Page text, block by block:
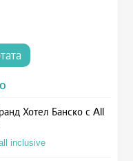
Хотел Банско с All
inclusive